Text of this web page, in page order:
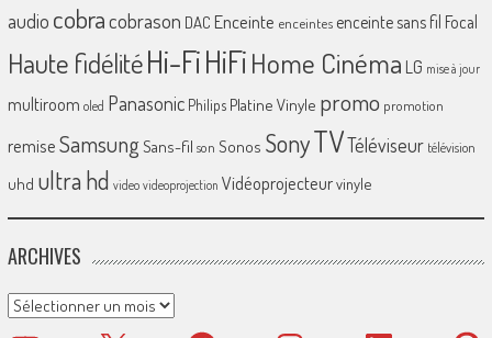
audio cobracobrason DAC Enceinte enceintes enceinte sans fil Focal
Haute fidélitéHi-FiHiFiHome Cinéma LG mise à jour
multiroom oled Panasonic Philips Platine Vinyle promo promotion
remiseSamsungSans-fil son Sonos SonyTVTéléviseur télévision
uhd ultra hd video videoprojection Vidéoprojecteurvinyle
ARCHIVES
Archives